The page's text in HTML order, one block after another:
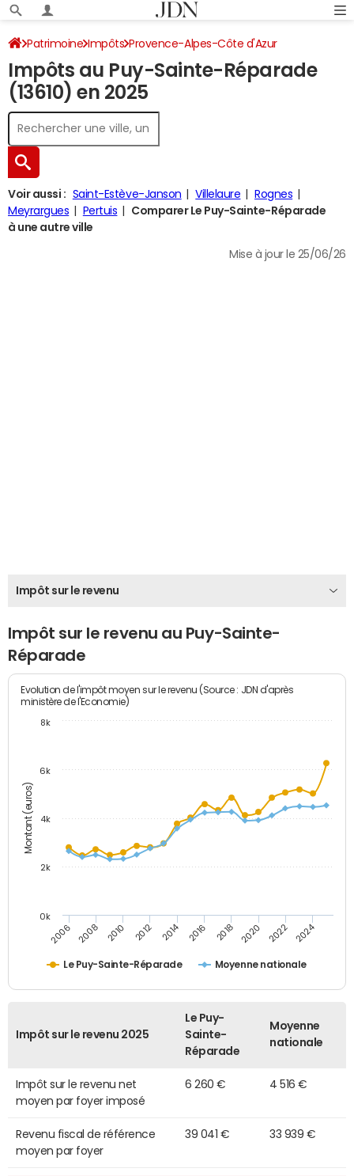
Patrimoine Impôts Provence-Alpes-Côte d'Azur
Bouches-du-Rhône Le Puy-Sainte-Réparade
Impôts au Puy-Sainte-Réparade
(13610) en 2025
Voir aussi : Saint-Estève-Janson Villelaure
Rognes
Meyrargues
Pertuis
Comparer Le Puy-Sainte-Réparade
à une autre ville
Mise à jour le 25/06/26
Impôt sur le revenu
Impôt sur le revenu au Puy-Sainte-
Réparade
Montant (euros)
Evolution de l'impôt moyen sur le revenu (Source : JDN d'après
ministère de l'Economie)
Le Puy-Sainte-Réparade Moyenne nationale
2006 2008 2010 2012 2014 2016 2018 2020 2022 2024
0k
2k
4k
6k
8k
Impôt sur le revenu 2025
Le Puy-
Sainte-
Réparade
Moyenne
nationale
Impôt sur le revenu net
moyen par foyer imposé
6 260 € 4 516 €
Revenu fiscal de référence
moyen par foyer
39 041 € 33 939 €